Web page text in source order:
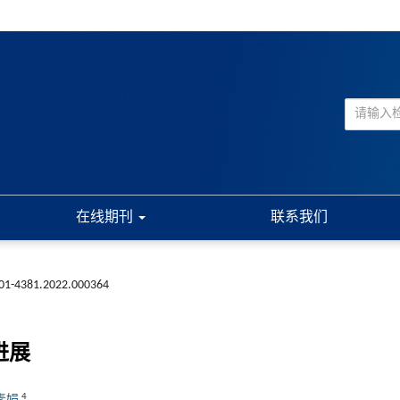
在线期刊 联系我们
4381.2022.000364
展
4